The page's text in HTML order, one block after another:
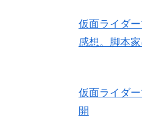
仮面ライダ
感想。脚本
仮面ライダ
開